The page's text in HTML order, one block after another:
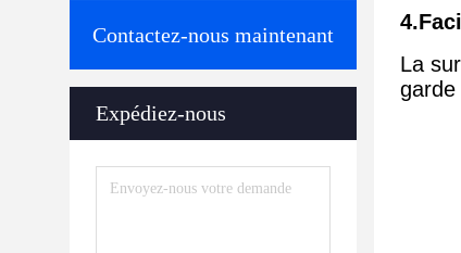
Contactez-nous maintenant
Expédiez-nous
La